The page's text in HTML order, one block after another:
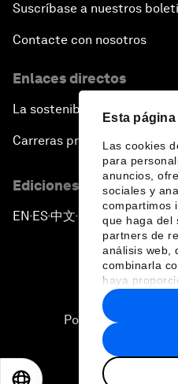
Esta
Las cookies
para
anuncios,
sociales y
compartimos
que haga del
partners de
análisis web,
combinarla
haya
recopilado a
hecho de sus
Suscríbase a nuestros
Contacte con nosotros
Enlaces directos
La sostenibilidad en el Foro
Carreras profesionales
Ediciones en otros
EN ▪ ES▪中文▪ 日本語
Política de
2026 Foro